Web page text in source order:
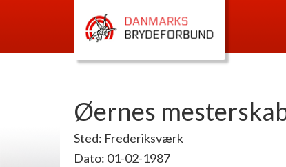
Øernes
Sted: Frederiksværk
Dato: 01-02-1987